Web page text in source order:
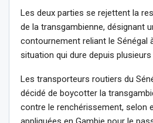
Les deux parties se rejettent la
de la transgambienne, désignant
contournement reliant le Sénégal
situation qui dure depuis
Les transporteurs routiers du
décidé de boycotter la
contre le renchérissement, selon